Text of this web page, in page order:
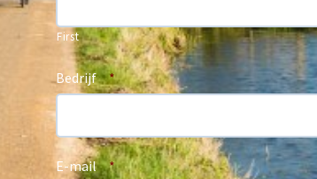
First
Bedrijf *
E-mail *